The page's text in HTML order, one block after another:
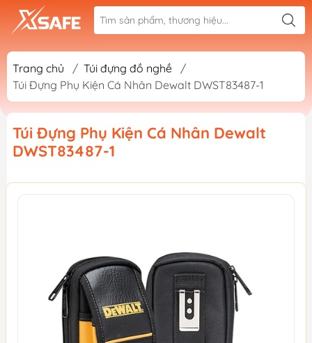
Trang chủ / Túi đựng đồ nghề
/
Túi Đựng Phụ Kiện Cá Nhân Dewalt DWST83487-1
Túi Đựng Phụ Kiện Cá Nhân Dewalt
DWST83487-1